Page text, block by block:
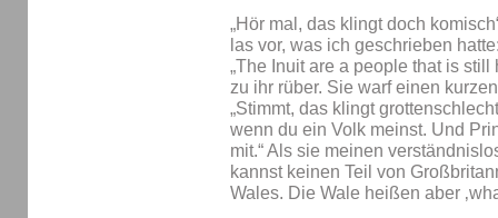
„Hör mal, das klingt doch
las vor, was ich geschrieben
„The Inuit are a people that is
zu ihr rüber. Sie warf einen
„Stimmt, das klingt
wenn du ein Volk meinst. Und
mit.“ Als sie meinen
kannst keinen Teil von
Wales. Die Wale heißen aber